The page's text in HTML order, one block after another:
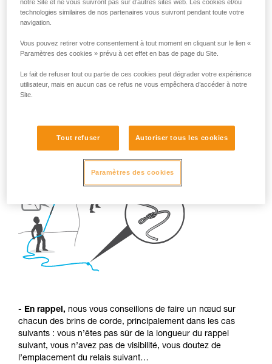
Alors, une fois sur le terrain, quels sont les réflexes à adopter
?
- En falaise,réalisez TOUJOURS un nœud en bout de
corde.
- En rappel, nous vous conseillons de faire un nœud sur
chacun des brins de corde, principalement dans les cas
suivants : vous n’êtes pas sûr de la longueur du rappel
suivant, vous n’avez pas de visibilité, vous doutez de
l’emplacement du relais suivant…
notre Site et ne vous suivront pas sur d’autres sites web. Les cookies et/ou
technologies similaires de nos partenaires vous suivront pendant toute votre
navigation.
Vous pouvez retirer votre consentement à tout moment en cliquant sur le lien «
Paramètres des cookies » prévu à cet effet en bas de page du Site.
Le fait de refuser tout ou partie de ces cookies peut dégrader votre expérience
utilisateur, mais en aucun cas ce refus ne vous empêchera d’accéder à notre
Site.
Tout refuser Autoriser tous les cookies
Paramètres des cookies